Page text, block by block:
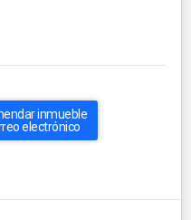
inmueble
electrónico